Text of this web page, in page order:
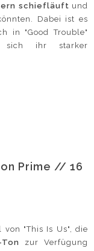
schiefläuft und
Dabei ist es
in "Good Trouble"
sich ihr starker
Prime // 16
"This Is Us", die
Ton zur Verfügung